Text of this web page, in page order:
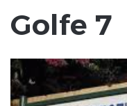
Golfe 7